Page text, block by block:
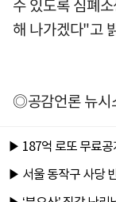
수 있도록 심폐
해 나가겠다"고
◎공감언론 뉴시